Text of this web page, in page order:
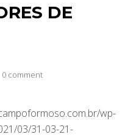
DE
0 comment
wp-
03/31-03-21-